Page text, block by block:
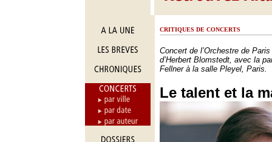
CRITIQUES DE CONCERTS
Concert de l’Orchestre de
d’Herbert Blomstedt, avec la
Fellner à la salle Pleyel, Paris.
Le talent et la